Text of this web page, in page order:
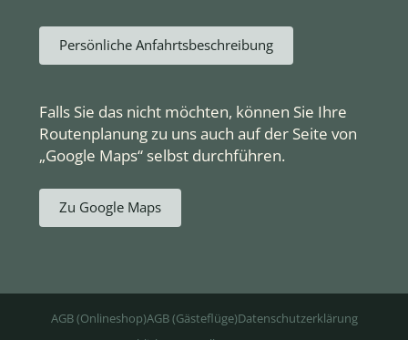
Persönliche Anfahrtsbeschreibung
Falls Sie das nicht möchten, können Sie Ihre
Routenplanung zu uns auch auf der Seite von
„Google Maps“ selbst durchführen.
Zu Google Maps
AGB (Onlineshop)AGB (Gästeflüge)Datenschutzerklärung